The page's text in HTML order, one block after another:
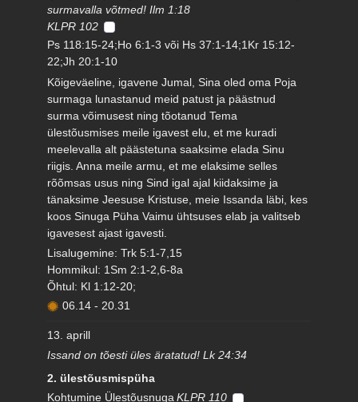
surmavalla võtmed! Ilm 1:18
KLPR 102
Ps 118:15-24;Ho 6:1-3 või Hs 37:1-14;1Kr 15:12-
22;Jh 20:1-10
Kõigeväeline, igavene Jumal, Sina oled oma Poja
surmaga lunastanud meid patust ja päästnud
surma võimusest ning tõotanud Tema
ülestõusmises meile igavest elu, et me kuradi
meelevalla alt päästetuna saaksime elada Sinu
riigis. Anna meile armu, et me elaksime selles
rõõmsas usus ning Sind igal ajal kiidaksime ja
tänaksime Jeesuse Kristuse, meie Issanda läbi, kes
koos Sinuga Püha Vaimu ühtsuses elab ja valitseb
igavesest ajast igavesti.
Lisalugemine: Trk 5:1-7,15
Hommikul: 1Sm 2:1-2,6-8a
Õhtul: Kl 1:12-20;
06.14 - 20.31
13. aprill
Issand on tõesti üles äratatud! Lk 24:34
2. ülestõusmispüha
Kohtumine ÜlestõusnugaKLPR 110